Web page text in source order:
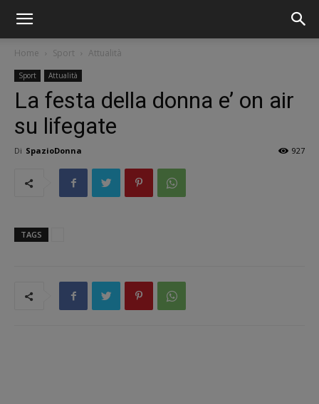
Home Sport Attualità
Sport Attualità
La festa della donna e’ on air
su lifegate
Di SpazioDonna 927
TAGS